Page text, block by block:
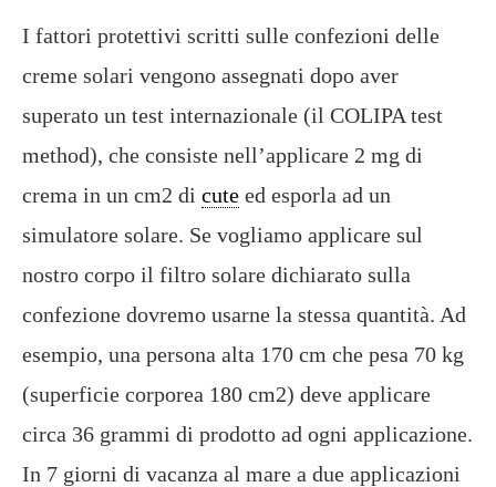
I fattori protettivi scritti sulle confezioni delle
creme solari vengono assegnati dopo aver
superato un test internazionale (il COLIPA test
method), che consiste nell’applicare 2 mg di
crema in un cm2 di cute ed esporla ad un
simulatore solare. Se vogliamo applicare sul
nostro corpo il filtro solare dichiarato sulla
confezione dovremo usarne la stessa quantità. Ad
esempio, una persona alta 170 cm che pesa 70 kg
(superficie corporea 180 cm2) deve applicare
circa 36 grammi di prodotto ad ogni applicazione.
In 7 giorni di vacanza al mare a due applicazioni